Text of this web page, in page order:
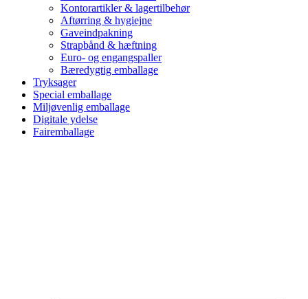
Kontorartikler & lagertilbehør
Aftørring & hygiejne
Gaveindpakning
Strapbånd & hæftning
Euro- og engangspaller
Bæredygtig emballage
Tryksager
Special emballage
Miljøvenlig emballage
Digitale ydelse
Fairemballage